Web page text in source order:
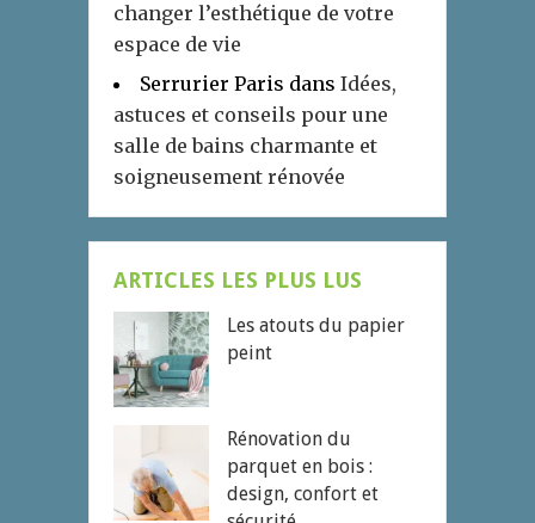
changer l’esthétique de votre
espace de vie
Serrurier Paris dans Idées,
astuces et conseils pour une
salle de bains charmante et
soigneusement rénovée
ARTICLES LES PLUS LUS
Les atouts du papier
peint
Rénovation du
parquet en bois :
design, confort et